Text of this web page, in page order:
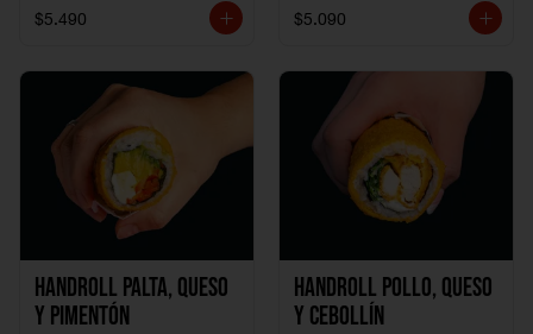
$5.490 $5.090
Handroll Palta, Queso
y Pimentón
Handroll Pollo, Queso
y Cebollín